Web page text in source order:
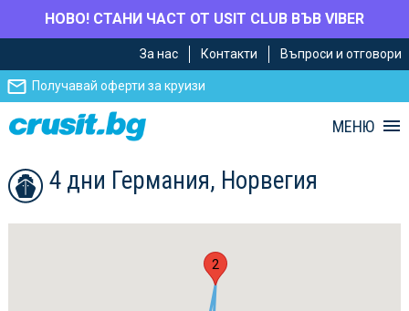
НОВО! СТАНИ ЧАСТ ОТ USIT CLUB ВЪВ VIBER
главното
съдържание
Навигацията
За нас Контакти Въпроси и отговори
Получавай оферти за круизи
МЕНЮ
4 дни Германия, Норвегия
2